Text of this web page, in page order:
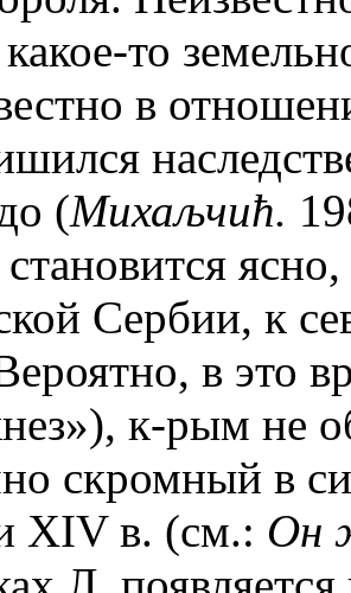
какое-то
в
(Михаљчић.
Сербии, к
в это
к-рым не
скромный в
XIV в. (см.: Он